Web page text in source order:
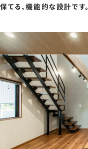
保てる、機能的な設計です。